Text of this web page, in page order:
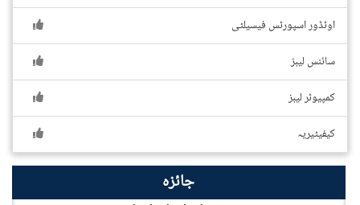
اوٹڈور اسپورٹس فیسیلٹی
سائنس لیبز
کمپیوٹر لیبز
کیفیٹیریہ
جائزہ